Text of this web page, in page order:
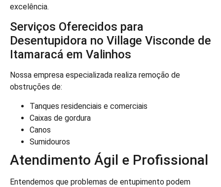
excelência.
Serviços Oferecidos para
Desentupidora no Village Visconde de
Itamaracá em Valinhos
Nossa empresa especializada realiza remoção de
obstruções de:
Tanques residenciais e comerciais
Caixas de gordura
Canos
Sumidouros
Atendimento Ágil e Profissional
Entendemos que problemas de entupimento podem